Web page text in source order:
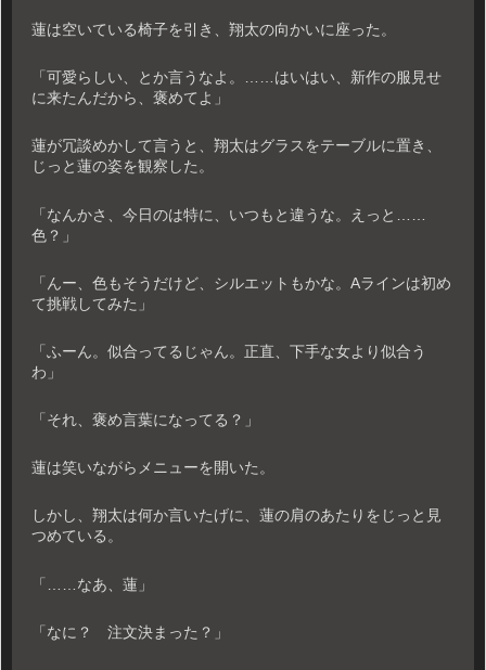
蓮は空いている椅子を引き、翔太の向かいに座った。
「可愛らしい、とか言うなよ。……はいはい、新作の服見せ
に来たんだから、褒めてよ」
蓮が冗談めかして言うと、翔太はグラスをテーブルに置き、
じっと蓮の姿を観察した。
「なんかさ、今日のは特に、いつもと違うな。えっと……
色？」
「んー、色もそうだけど、シルエットもかな。Aラインは初め
て挑戦してみた」
「ふーん。似合ってるじゃん。正直、下手な女より似合う
わ」
「それ、褒め言葉になってる？」
蓮は笑いながらメニューを開いた。
しかし、翔太は何か言いたげに、蓮の肩のあたりをじっと見
つめている。
「……なあ、蓮」
「なに？ 注文決まった？」